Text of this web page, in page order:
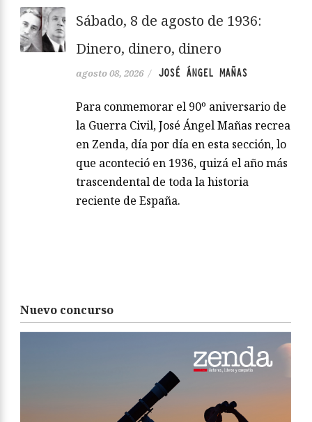
Sábado, 8 de agosto de 1936:
Dinero, dinero, dinero
agosto 08, 2026 / JOSÉ ÁNGEL MAÑAS
Para conmemorar el 90º aniversario de
la Guerra Civil, José Ángel Mañas recrea
en Zenda, día por día en esta sección, lo
que aconteció en 1936, quizá el año más
trascendental de toda la historia
reciente de España.
Nuevo concurso